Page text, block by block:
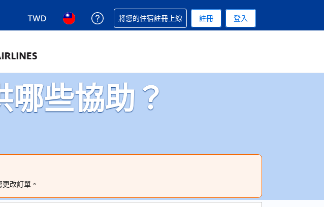
TWD
選擇您使用的幣別. 您現在所使用的幣別為新台幣
選擇您使用的語言. 您目前所選的語言是繁體中文
取得訂單相關協助
將您的住宿註冊上線 註冊 登入
些協助？
改訂單。